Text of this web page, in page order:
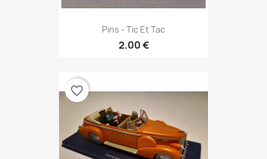
Pins - Tic Et Tac
2.00 €
favorite_border